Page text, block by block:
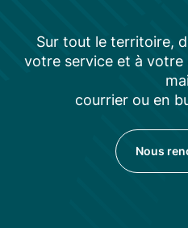
Sur tout le territoire,
votre service et à
courrier ou en
Nous